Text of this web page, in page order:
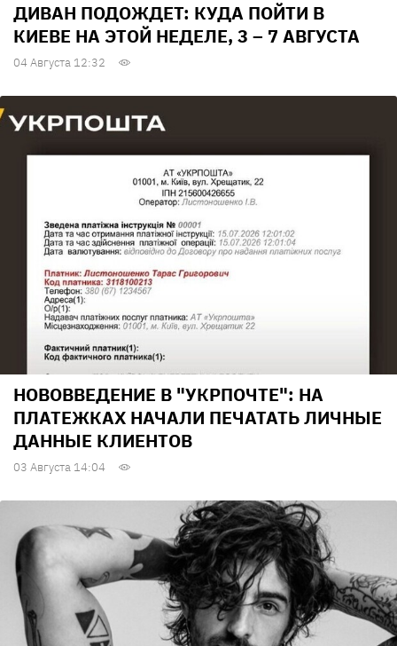
ДИВАН ПОДОЖДЕТ: КУДА ПОЙТИ В
КИЕВЕ НА ЭТОЙ НЕДЕЛЕ, 3 – 7 АВГУСТА
04 Августа 12:32
НОВОВВЕДЕНИЕ В "УКРПОЧТЕ": НА
ПЛАТЕЖКАХ НАЧАЛИ ПЕЧАТАТЬ ЛИЧНЫЕ
ДАННЫЕ КЛИЕНТОВ
03 Августа 14:04